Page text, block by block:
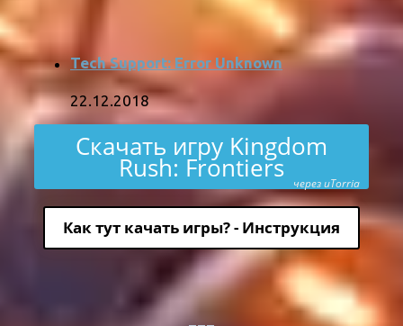
Tech Support: Error Unknown
22.12.2018
Скачать игру Kingdom
Rush: Frontiers через uTorria
Как тут качать игры? - Инструкция